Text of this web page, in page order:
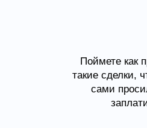
Поймете как
такие сделки,
сами